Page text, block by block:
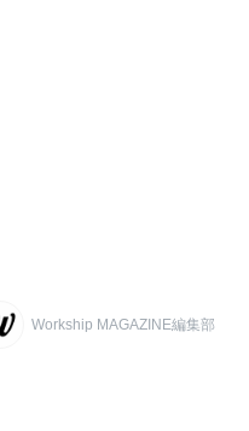
Workship MAGAZINE編集部